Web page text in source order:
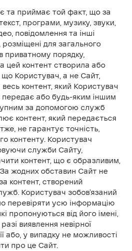
та приймає той факт, що за
програми, музику, звуки,
повідомлення та інші
для загального
приватному порядку,
цей контент створила або
Користувач, а не Сайт,
весь контент, який Користувач
або будь-яким іншим
за допомогою служб
контент, який передається
не гарантує точність,
контенту. Користувач
служби Сайту,
контент, що є образливим,
жодних обставин Сайт не
контент, створений
Користувач зобов'язаний
перевіряти усю інформацію
пропонуються від його імені,
виявлення невірної
або, у випадку не можливості
про це Сайт.